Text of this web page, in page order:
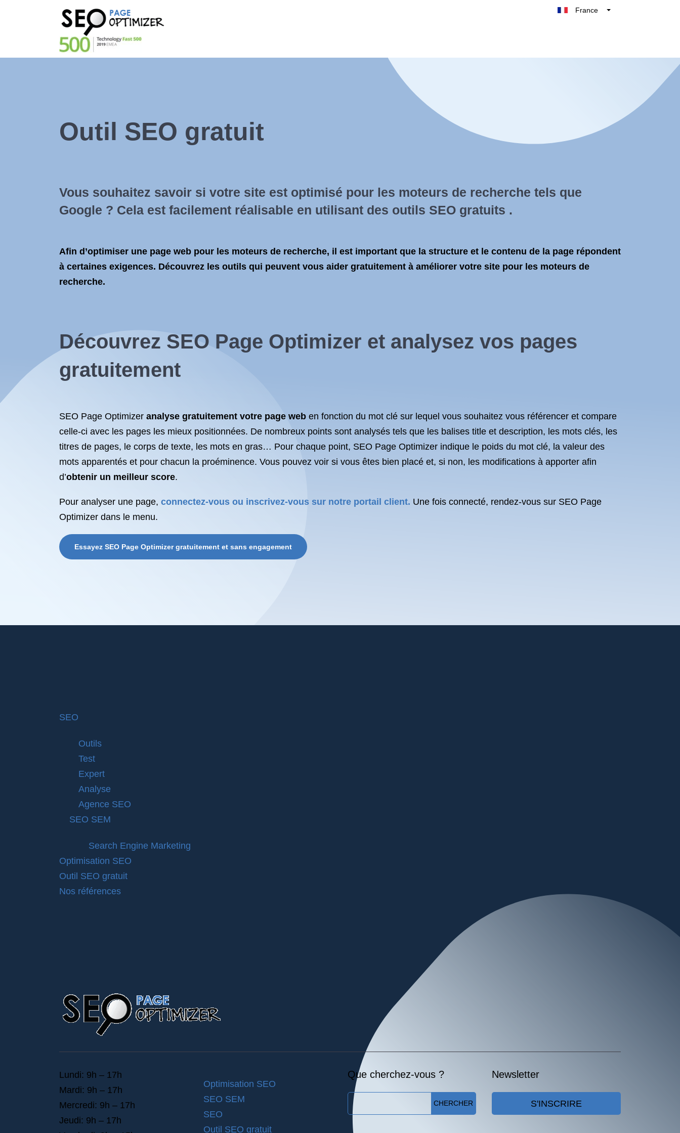
France
Nederland
Outil SEO gratuit
Vous souhaitez savoir si votre site est optimisé pour les moteurs de recherche tels que
Google ? Cela est facilement réalisable en utilisant des outils SEO gratuits .
Afin d’optimiser une page web pour les moteurs de recherche, il est important que la structure et le contenu de la page répondent
à certaines exigences. Découvrez les outils qui peuvent vous aider gratuitement à améliorer votre site pour les moteurs de
recherche.
Découvrez SEO Page Optimizer et analysez vos pages
gratuitement
SEO Page Optimizer analyse gratuitement votre page web en fonction du mot clé sur lequel vous souhaitez vous référencer et compare
celle-ci avec les pages les mieux positionnées. De nombreux points sont analysés tels que les balises title et description, les mots clés, les
titres de pages, le corps de texte, les mots en gras… Pour chaque point, SEO Page Optimizer indique le poids du mot clé, la valeur des
mots apparentés et pour chacun la proéminence. Vous pouvez voir si vous êtes bien placé et, si non, les modifications à apporter afin
d’obtenir un meilleur score.
Pour analyser une page, connectez-vous ou inscrivez-vous sur notre portail client. Une fois connecté, rendez-vous sur SEO Page
Optimizer dans le menu.
Essayez SEO Page Optimizer gratuitement et sans engagement
SEO
Outils
Test
Expert
Analyse
Agence SEO
SEO SEM
Search Engine Marketing
Optimisation SEO
Outil SEO gratuit
Nos références
Lundi: 9h – 17h
Mardi: 9h – 17h
Mercredi: 9h – 17h
Jeudi: 9h – 17h
Optimisation SEO
SEO SEM
SEO
Outil SEO gratuit
Que cherchez-vous ?
CHERCHER
Newsletter
S'INSCRIRE